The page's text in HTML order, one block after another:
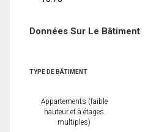
Données Sur Le Bâtiment
TYPE DE BÂTIMENT
Appartements (faible
hauteur et à étages
multiples)